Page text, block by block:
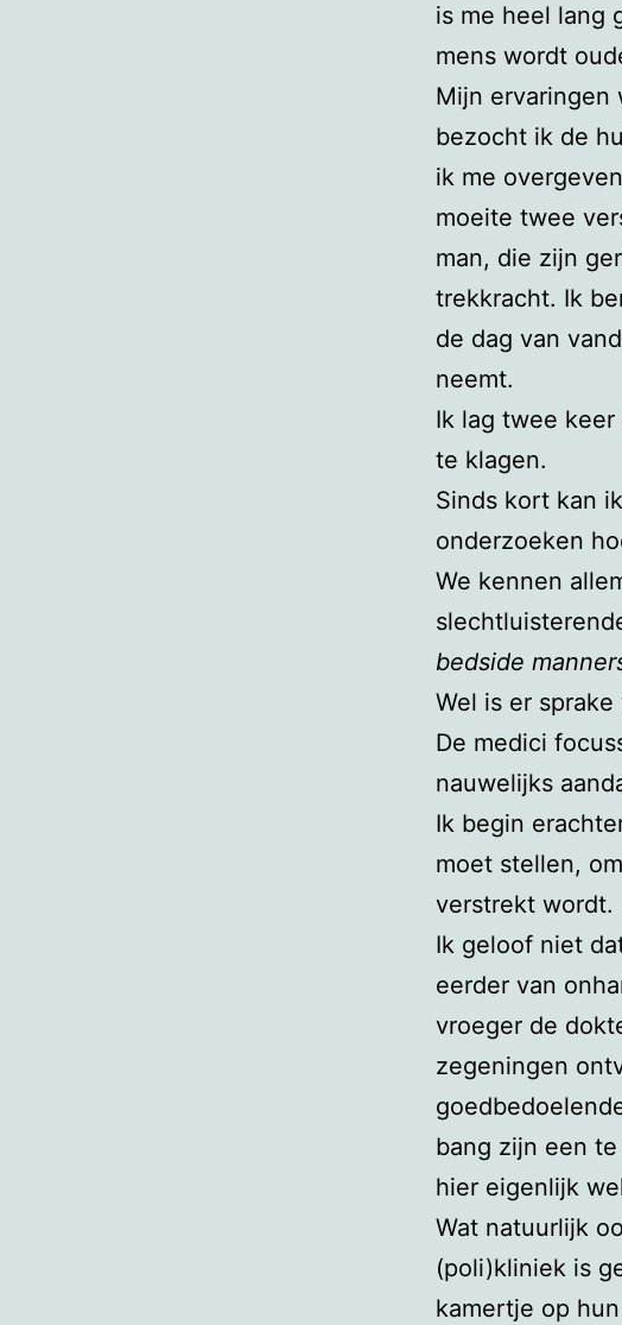
is me heel lang
mens wordt
Mijn ervaringen
bezocht ik de
ik me
moeite twee
man, die zijn
trekkracht. Ik
de dag van
neemt.
Ik lag twee
te klagen.
Sinds kort kan
onderzoeken
We kennen
bedside
Wel is er
De medici
nauwelijks
Ik begin
moet stellen,
verstrekt wordt.
Ik geloof niet
eerder van
vroeger de
zegeningen
bang zijn een
hier eigenlijk
Wat natuurlijk
(poli)kliniek is
kamertje op